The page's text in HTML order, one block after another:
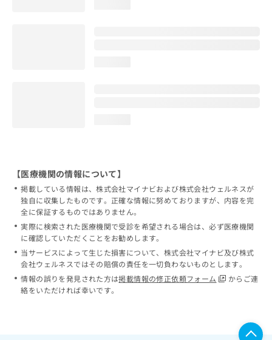
【医療機関の情報について】
掲載している情報は、株式会社マイナビおよび株式会社ウェルネスが
独自に収集したものです。正確な情報に努めておりますが、内容を完
全に保証するものではありません。
実際に検索された医療機関で受診を希望される場合は、必ず医療機関
に確認していただくことをお勧めします。
当サービスによって生じた損害について、株式会社マイナビ及び株式
会社ウェルネスではその賠償の責任を一切負わないものとします。
情報の誤りを発見された方は掲載情報の修正依頼フォーム
からご連
絡をいただければ幸いです。